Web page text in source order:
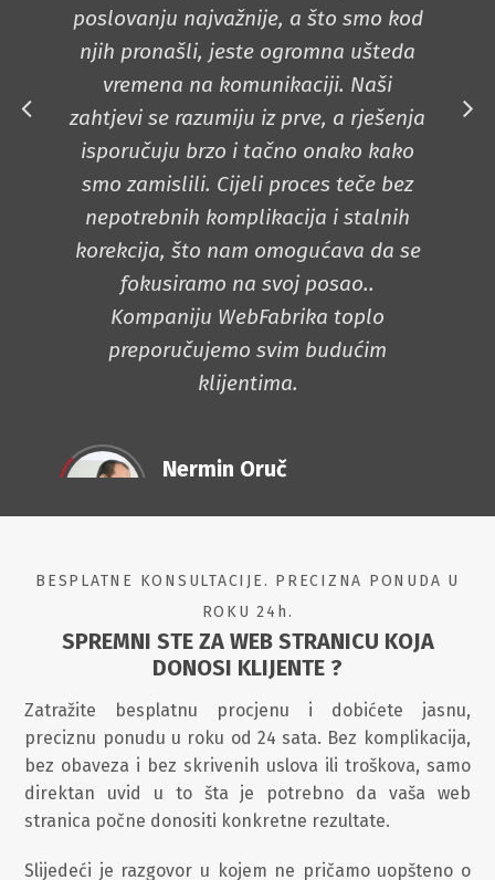
poslovanju najvažnije, a što smo kod
njih pronašli, jeste ogromna ušteda
vremena na komunikaciji. Naši
zahtjevi se razumiju iz prve, a rješenja
isporučuju brzo i tačno onako kako
smo zamislili. Cijeli proces teče bez
nepotrebnih komplikacija i stalnih
korekcija, što nam omogućava da se
fokusiramo na svoj posao..
Kompaniju WebFabrika toplo
preporučujemo svim budućim
klijentima.
Nermin Oruč
CREDI Sarajevo
BESPLATNE KONSULTACIJE. PRECIZNA PONUDA U
ROKU 24h.
SPREMNI STE ZA WEB STRANICU KOJA
DONOSI KLIJENTE ?
Zatražite besplatnu procjenu i dobićete jasnu,
preciznu ponudu u roku od 24 sata. Bez komplikacija,
bez obaveza i bez skrivenih uslova ili troškova, samo
direktan uvid u to šta je potrebno da vaša web
stranica počne donositi konkretne rezultate.
Slijedeći je razgovor u kojem ne pričamo uopšteno o